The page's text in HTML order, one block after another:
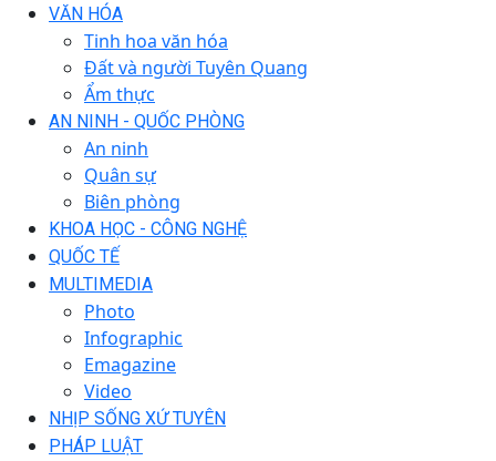
VĂN HÓA
Tinh hoa văn hóa
Đất và người Tuyên Quang
Ẩm thực
AN NINH - QUỐC PHÒNG
An ninh
Quân sự
Biên phòng
KHOA HỌC - CÔNG NGHỆ
QUỐC TẾ
MULTIMEDIA
Photo
Infographic
Emagazine
Video
NHỊP SỐNG XỨ TUYÊN
PHÁP LUẬT